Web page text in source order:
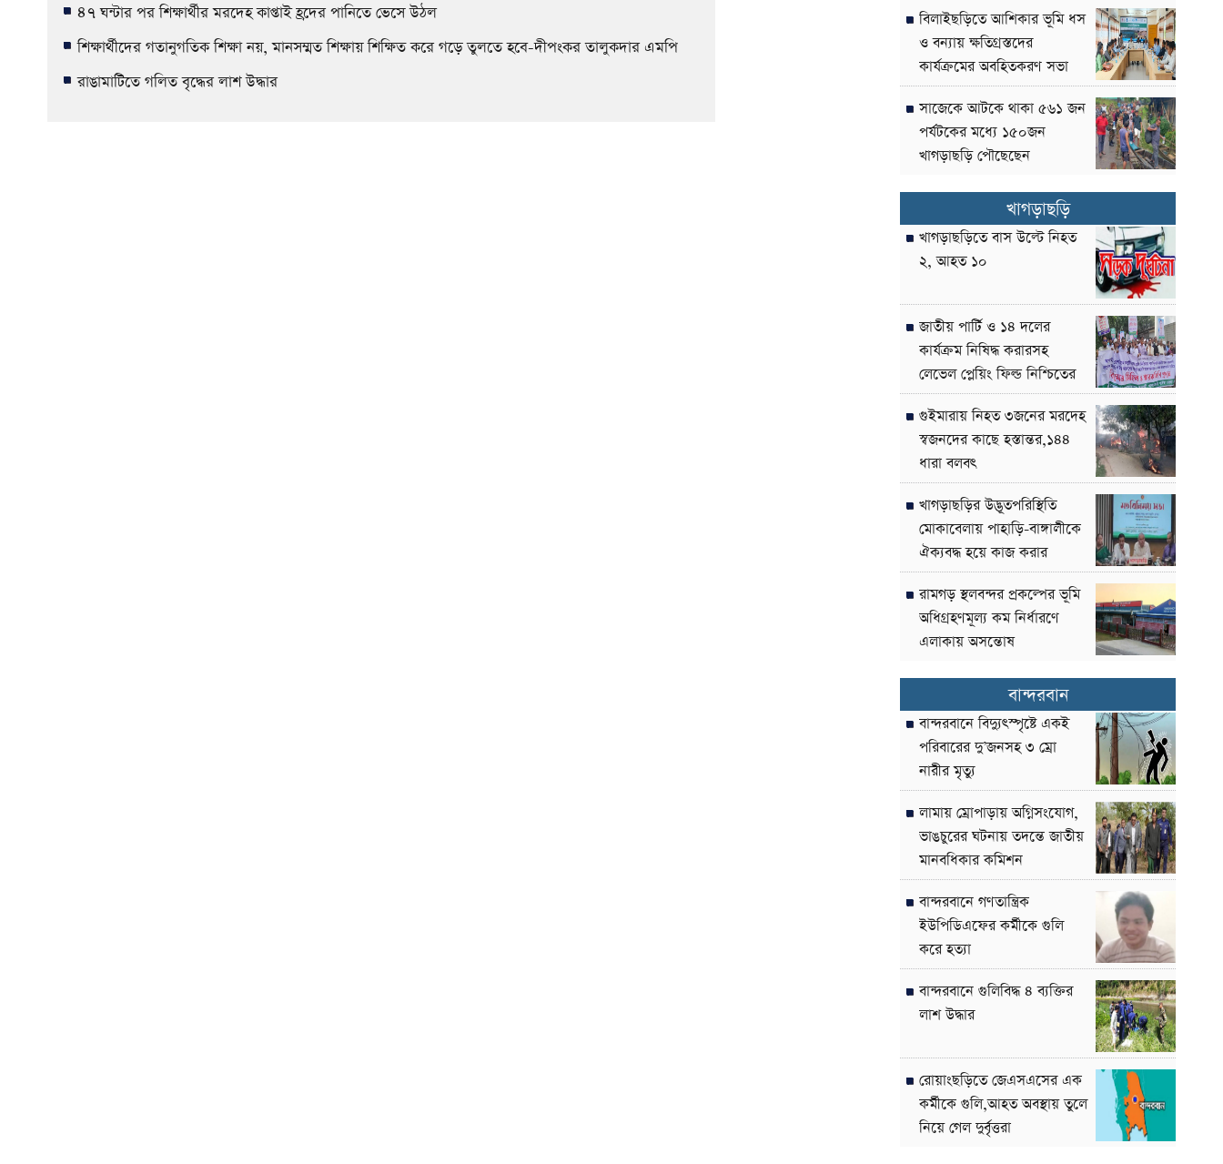
৪৭ ঘন্টার পর শিক্ষার্থীর মরদেহ কাপ্তাই হ্রদের পানিতে ভেসে উঠল
শিক্ষার্থীদের গতানুগতিক শিক্ষা নয়, মানসম্মত শিক্ষায় শিক্ষিত করে গড়ে তুলতে হবে-দীপংকর তালুকদার এমপি
রাঙামাটিতে গলিত বৃদ্ধের লাশ উদ্ধার
বিলাইছড়িতে আশিকার ভূমি ধস
ও বন্যায় ক্ষতিগ্রস্তদের
কার্যক্রমের অবহিতকরণ সভা
সাজেকে আটকে থাকা ৫৬১ জন
পর্যটকের মধ্যে ১৫০জন
খাগড়াছড়ি পৌছেছেন
খাগড়াছড়ি
খাগড়াছড়িতে বাস উল্টে নিহত
২, আহত ১০
জাতীয় পার্টি ও ১৪ দলের
কার্যক্রম নিষিদ্ধ করারসহ
লেভেল প্লেয়িং ফিল্ড নিশ্চিতের
দাবী
গুইমারায় নিহত ৩জনের মরদেহ
স্বজনদের কাছে হস্তান্তর,১৪৪
ধারা বলবৎ
খাগড়াছড়ির উদ্ভূতপরিস্থিতি
মোকাবেলায় পাহাড়ি-বাঙ্গালীকে
ঐক্যবদ্ধ হয়ে কাজ করার
আহ্বান-পার্বত্য উপদেষ্টা
রামগড় স্থলবন্দর প্রকল্পের ভূমি
অধিগ্রহণমূল্য কম নির্ধারণে
এলাকায় অসন্তোষ
বান্দরবান
বান্দরবানে বিদ্যুৎস্পৃষ্টে একই
পরিবারের দু’জনসহ ৩ ম্রো
নারীর মৃত্যু
লামায় ম্রোপাড়ায় অগ্নিসংযোগ,
ভাঙচুরের ঘটনায় তদন্তে জাতীয়
মানবধিকার কমিশন
বান্দরবানে গণতান্ত্রিক
ইউপিডিএফের কর্মীকে গুলি
করে হত্যা
বান্দরবানে গুলিবিদ্ধ ৪ ব্যক্তির
লাশ উদ্ধার
রোয়াংছড়িতে জেএসএসের এক
কর্মীকে গুলি,আহত অবস্থায় তুলে
নিয়ে গেল দুর্বৃত্তরা